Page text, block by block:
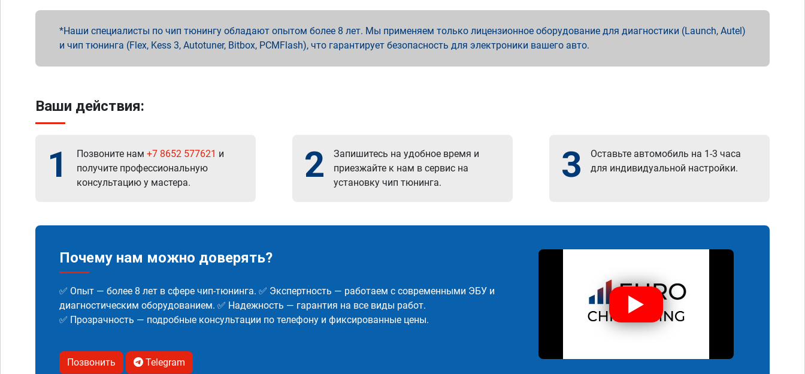
Наши специалисты по чип тюнингу обладают опытом более 8 лет. Мы применяем только лицензионное оборудование для диагностики (Launch, Autel)
и чип тюнинга (Flex, Kess 3, Autotuner, Bitbox, PCMFlash), что гарантирует безопасность для электроники вашего авто.
Ваши действия:
1 Позвоните нам +7 8652 577621 и
получите профессиональную
консультацию у мастера.
2
Запишитесь на удобное время и
приезжайте к нам в сервис на
установку чип тюнинга.
3
Оставьте автомобиль на 1-3 часа
для индивидуальной настройки.
Почему нам можно доверять?
✅ Опыт — более 8 лет в сфере чип-тюнинга. ✅ Экспертность — работаем с современными ЭБУ и
диагностическим оборудованием. ✅ Надежность — гарантия на все виды работ.
✅ Прозрачность — подробные консультации по телефону и фиксированные цены.
Позвонить Telegram